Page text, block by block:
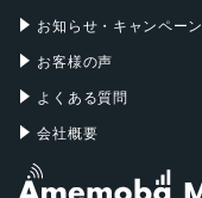
お知らせ・キャンペーン
お客様の声
よくある質問
会社概要